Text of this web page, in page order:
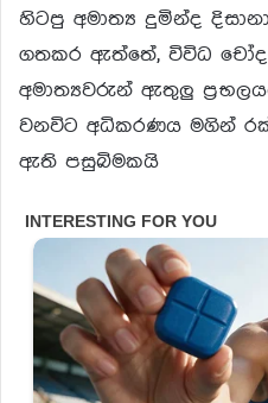
හිටපු අමාත්‍ය දුමින්ද
ගතකර ඇත්තේ, විවිධ
අමාත්‍යවරුන් ඇතුලු
වනවිට අධිකරණය මගින්
ඇති පසුබිමකයි